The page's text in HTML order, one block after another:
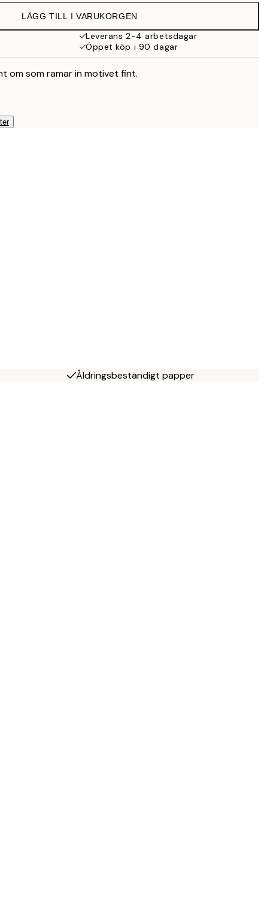
LÄGG TILL I VARUKORGEN
Leverans 2-4 arbetsdagar
Öppet köp i 90 dagar
om som ramar in motivet fint.
Åldringsbeständigt papper